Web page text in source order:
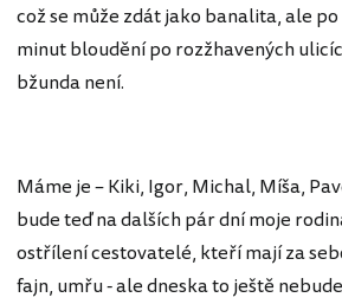
což se může zdát jako banalita, ale
minut bloudění po rozžhavených
bžunda není.
Máme je – Kiki, Igor, Michal, Míša,
bude teď na dalších pár dní moje
ostřílení cestovatelé, kteří mají za
fajn, umřu - ale dneska to ještě